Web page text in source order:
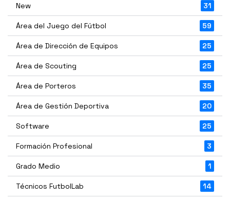
New 31
Área del Juego del Fútbol 59
Área de Dirección de Equipos 25
Área de Scouting 25
Área de Porteros 35
Área de Gestión Deportiva 20
Software 25
Formación Profesional 3
Grado Medio 1
Técnicos FutbolLab 14